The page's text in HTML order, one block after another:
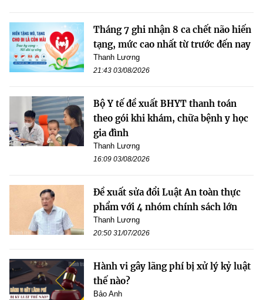
Tháng 7 ghi nhận 8 ca chết não hiến
tạng, mức cao nhất từ trước đến nay
Thanh Lương
21:43 03/08/2026
Bộ Y tế đề xuất BHYT thanh toán
theo gói khi khám, chữa bệnh y học
gia đình
Thanh Lương
16:09 03/08/2026
Đề xuất sửa đổi Luật An toàn thực
phẩm với 4 nhóm chính sách lớn
Thanh Lương
20:50 31/07/2026
Hành vi gây lãng phí bị xử lý kỷ luật
thế nào?
Bảo Anh